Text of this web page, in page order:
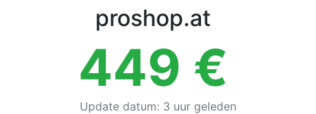
proshop.at
449 €
Update datum: 3 uur geleden